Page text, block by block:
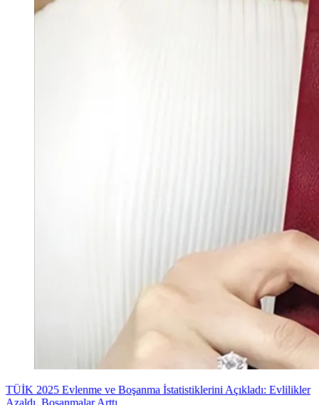
TÜİK 2025 Evlenme ve Boşanma İstatistiklerini Açıkladı: Evlilikler